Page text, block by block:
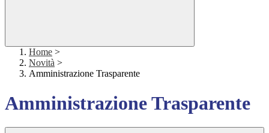
Home >
Novità >
Amministrazione Trasparente
Amministrazione Trasparente